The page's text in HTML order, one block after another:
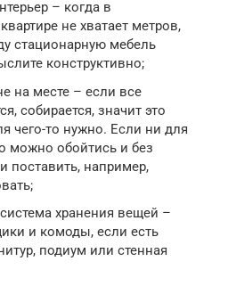
– когда в
не хватает метров,
стационарную мебель
конструктивно;
на месте – если все
собирается, значит это
чего-то нужно. Если ни для
можно обойтись и без
поставить, например,
хранения вещей –
и комоды, если есть
подиум или стенная